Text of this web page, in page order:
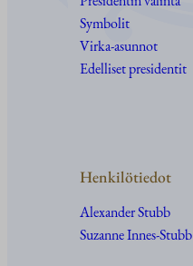
Symbolit
Virka-asunnot
Edelliset presidentit
Henkilötiedot
Alexander Stubb
Suzanne Innes-Stubb